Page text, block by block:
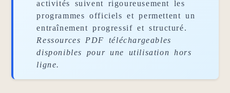
activités suivent rigoureusement les
programmes officiels et permettent un
entraînement progressif et structuré.
Ressources PDF téléchargeables
disponibles pour une utilisation hors
ligne.